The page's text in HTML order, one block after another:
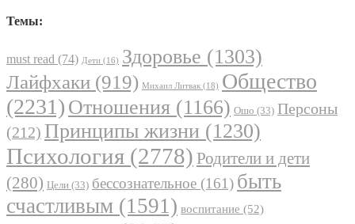
Темы:
must read (74) Дети (16) Здоровье (1303)
Лайфхаки (919) Михаил Литвак (18) Общество
(2231) Отношения (1166) Ошо (33) Персоны
(212) Принципы жизни (1230)
Психология (2778) Родители и дети
(280) Цели (33) бессознательное (161) быть
счастливым (1591) воспитание (52)